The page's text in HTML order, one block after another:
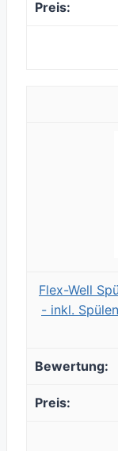
Flex-Well
- inkl.